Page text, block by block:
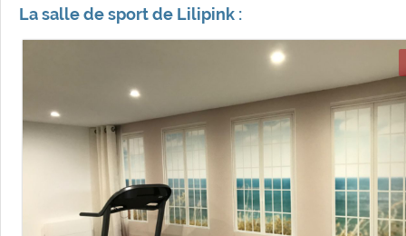
La salle de sport de Lilipink :